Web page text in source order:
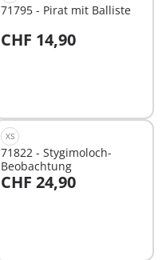
71795 - Pirat mit Balliste
CHF 14,90
In den Warenkorb
XS
71822 - Stygimoloch-
Beobachtung
CHF 24,90
In den Warenkorb